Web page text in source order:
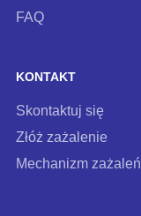
FAQ
KONTAKT
Skontaktuj się
Złóż zażalenie
Mechanizm zażaleń